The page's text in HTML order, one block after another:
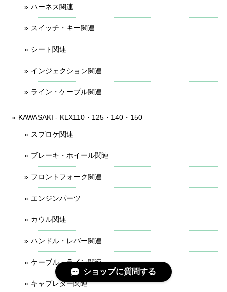
ハーネス関連
スイッチ・キー関連
シート関連
インジェクション関連
ライン・ケーブル関連
KAWASAKI - KLX110・125・140・150
スプロケ関連
ブレーキ・ホイール関連
フロントフォーク関連
エンジンパーツ
カウル関連
ハンドル・レバー関連
ケーブル・ライン関連
キャブレター関連
ショップに質問する